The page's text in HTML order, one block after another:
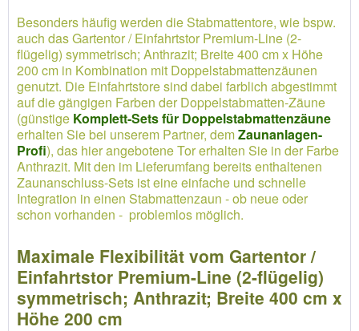
Besonders häufig werden die Stabmattentore, wie bspw.
auch das Gartentor / Einfahrtstor Premium-Line (2-
flügelig) symmetrisch; Anthrazit; Breite 400 cm x Höhe
200 cm in Kombination mit Doppelstabmattenzäunen
genutzt. Die Einfahrtstore sind dabei farblich abgestimmt
auf die gängigen Farben der Doppelstabmatten-Zäune
(günstige Komplett-Sets für Doppelstabmattenzäune
erhalten Sie bei unserem Partner, demZaunanlagen-
Profi), das hier angebotene Tor erhalten Sie in der Farbe
Anthrazit. Mit den im Lieferumfang bereits enthaltenen
Zaunanschluss-Sets ist eine einfache und schnelle
Integration in einen Stabmattenzaun - ob neue oder
schon vorhanden - problemlos möglich.
Maximale Flexibilität vom Gartentor /
Einfahrtstor Premium-Line (2-flügelig)
symmetrisch; Anthrazit; Breite 400 cm x
Höhe 200 cm